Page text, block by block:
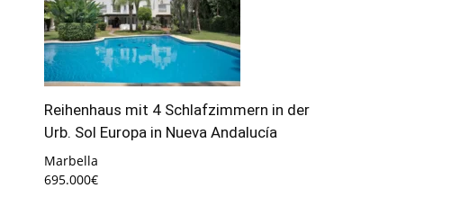
Reihenhaus mit 4 Schlafzimmern in der
Urb. Sol Europa in Nueva Andalucía
Marbella
695.000€